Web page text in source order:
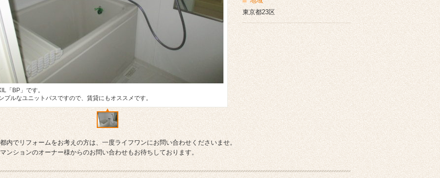
「BP」です。
プルなユニットバスですので、賃貸にもオススメです。
東京都23区
内でリフォームをお考えの方は、一度ライフワンにお問い合わせくださいませ。
ンションのオーナー様からのお問い合わせもお待ちしております。